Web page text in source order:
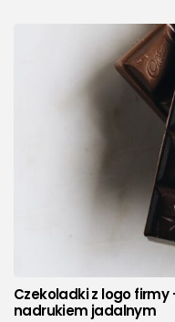
Czekoladki z logo firmy
nadrukiem jadalnym